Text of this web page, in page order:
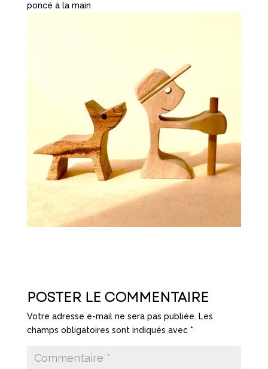
poncé à la main
POSTER LE COMMENTAIRE
Votre adresse e-mail ne sera pas publiée. Les
champs obligatoires sont indiqués avec *